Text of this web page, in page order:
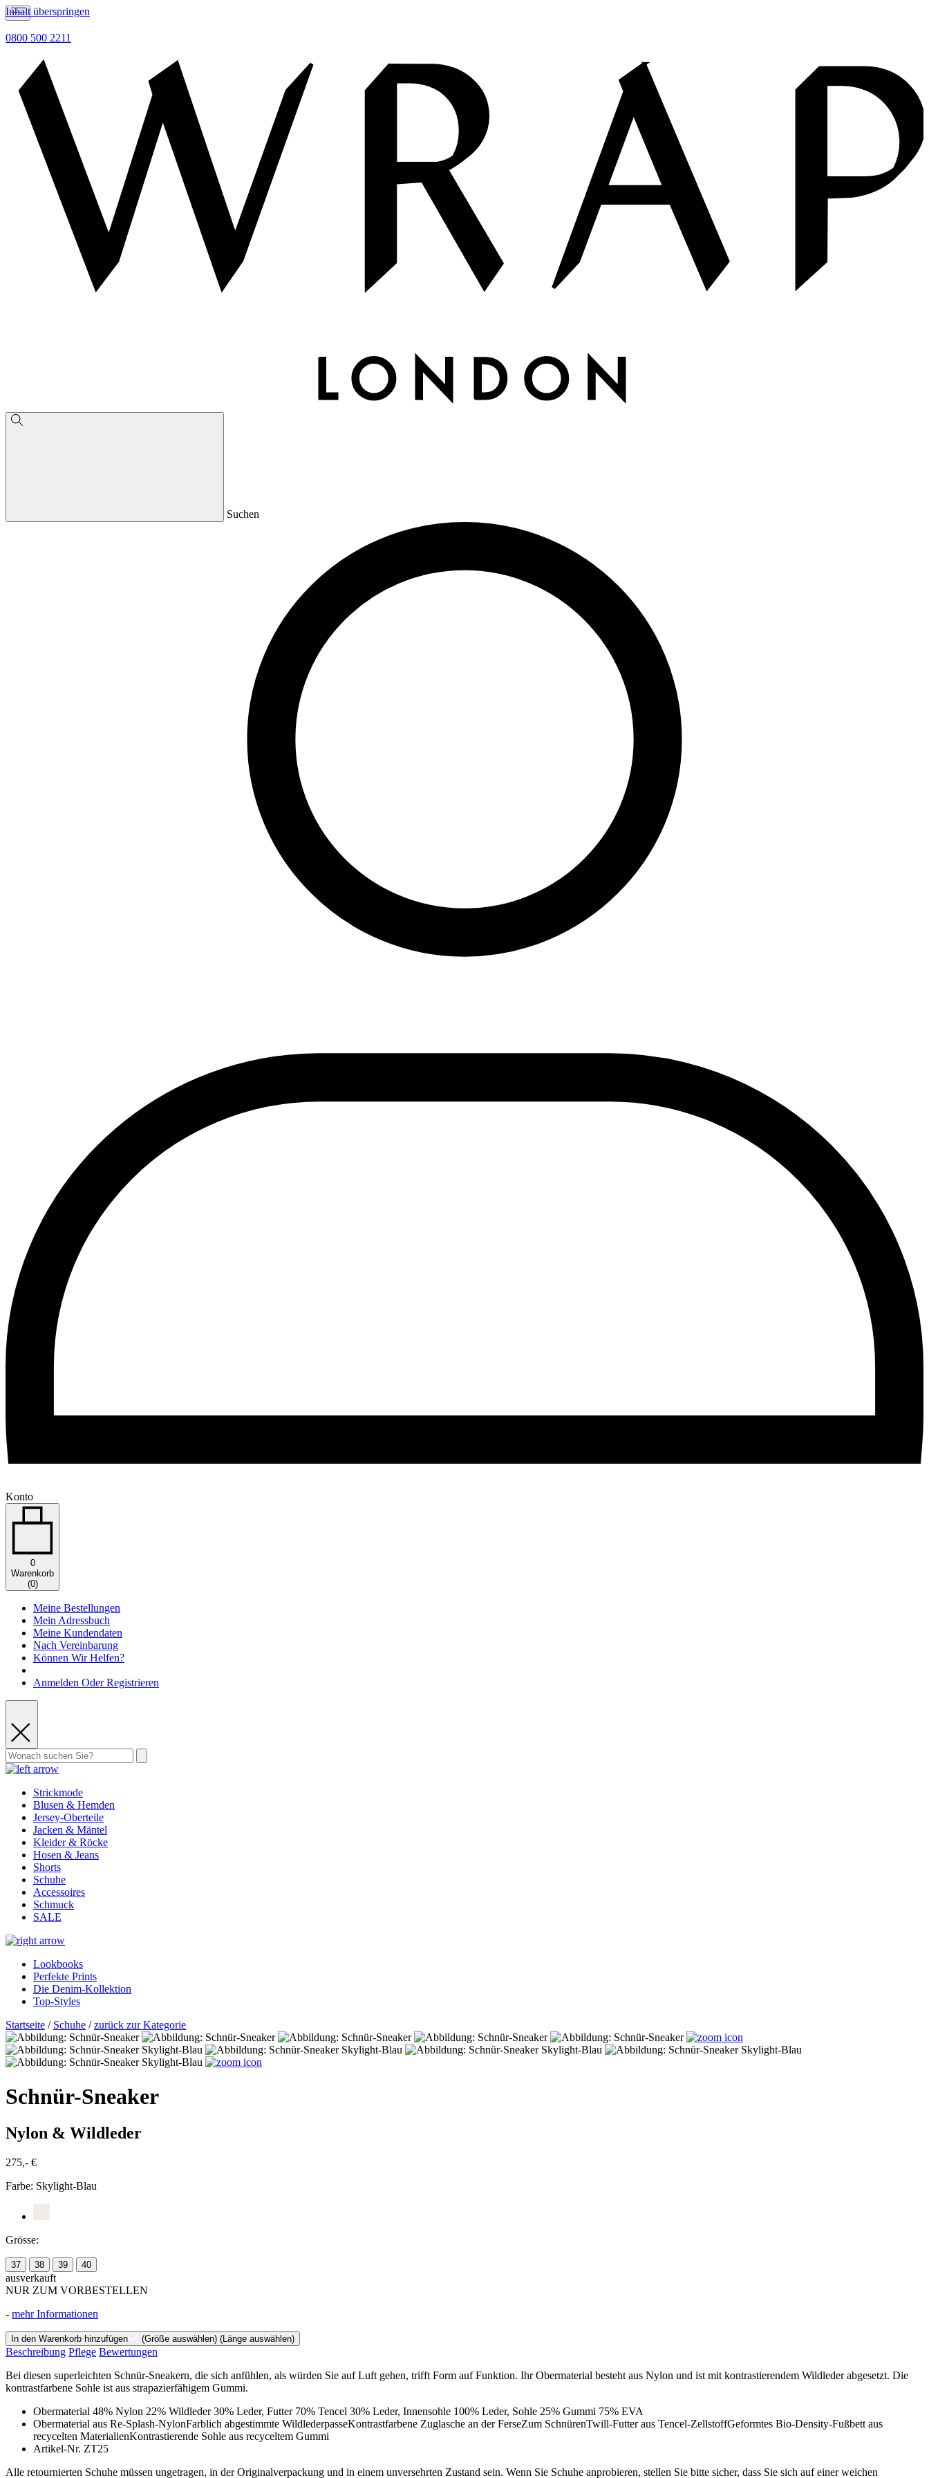
Inhalt überspringen
0800 500 2211
Suchen
Konto
0
Warenkorb
(0)
Meine Bestellungen
Mein Adressbuch
Meine Kundendaten
Nach Vereinbarung
Können Wir Helfen?
Anmelden Oder Registrieren
Strickmode
Blusen & Hemden
Jersey-Oberteile
Jacken & Mäntel
Kleider & Röcke
Hosen & Jeans
Shorts
Schuhe
Accessoires
Schmuck
SALE
Lookbooks
Perfekte Prints
Die Denim-Kollektion
Top-Styles
Startseite / Schuhe /zurück zur Kategorie
Schnür-Sneaker
Nylon & Wildleder
275,- €
Farbe: Skylight-Blau
Grösse:
37 38 39 40
ausverkauft
NUR ZUM VORBESTELLEN
- mehr Informationen
In den Warenkorb hinzufügen (Größe auswählen) (Länge auswählen)
Beschreibung Pflege Bewertungen
Bei diesen superleichten Schnür-Sneakern, die sich anfühlen, als würden Sie auf Luft gehen, trifft Form auf Funktion. Ihr Obermaterial besteht aus Nylon und ist mit kontrastierendem Wildleder abgesetzt. Die
kontrastfarbene Sohle ist aus strapazierfähigem Gummi.
Obermaterial 48% Nylon 22% Wildleder 30% Leder, Futter 70% Tencel 30% Leder, Innensohle 100% Leder, Sohle 25% Gummi 75% EVA
Obermaterial aus Re-Splash-NylonFarblich abgestimmte WildlederpasseKontrastfarbene Zuglasche an der FerseZum SchnürenTwill-Futter aus Tencel-ZellstoffGeformtes Bio-Density-Fußbett aus
recycelten MaterialienKontrastierende Sohle aus recyceltem Gummi
Artikel-Nr. ZT25
Alle retournierten Schuhe müssen ungetragen, in der Originalverpackung und in einem unversehrten Zustand sein. Wenn Sie Schuhe anprobieren, stellen Sie bitte sicher, dass Sie sich auf einer weichen